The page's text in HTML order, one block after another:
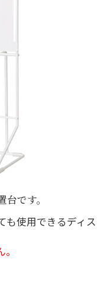
です。
も使用できるディス